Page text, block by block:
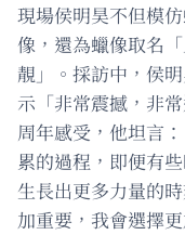
現場侯明昊不但模
像，還為蠟像取名
靚」。採訪中，侯
示「非常震撼，非
周年感受，他坦言
累的過程，即便有
生長出更多力量的
加重要，我會選擇更